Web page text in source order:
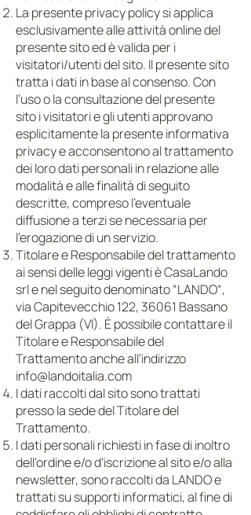
La presente privacy policy si applica
esclusivamente alle attività online del
presente sito ed è valida per i
visitatori/utenti del sito. Il presente sito
tratta i dati in base al consenso. Con
l’uso o la consultazione del presente
sito i visitatori e gli utenti approvano
esplicitamente la presente informativa
privacy e acconsentono al trattamento
dei loro dati personali in relazione alle
modalità e alle finalità di seguito
descritte, compreso l’eventuale
diffusione a terzi se necessaria per
l’erogazione di un servizio.
Titolare e Responsabile del trattamento
ai sensi delle leggi vigenti è CasaLando
srl e nel seguito denominato “LANDO“,
via Capitevecchio 122, 36061 Bassano
del Grappa (VI). È possibile contattare il
Titolare e Responsabile del
Trattamento anche all’indirizzo
info@landoitalia.com
I dati raccolti dal sito sono trattati
presso la sede del Titolare del
Trattamento.
I dati personali richiesti in fase di inoltro
dell'ordine e/o d'iscrizione al sito e/o alla
newsletter, sono raccolti da LANDO e
trattati su supporti informatici, al fine di